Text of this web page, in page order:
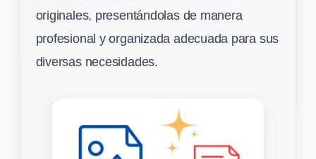
originales, presentándolas de manera
profesional y organizada adecuada para sus
diversas necesidades.